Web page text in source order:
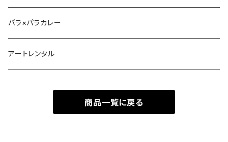
パラ×パラカレー
アートレンタル
商品一覧に戻る